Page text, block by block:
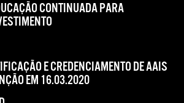
CONTINUADA PARA
E CREDENCIAMENTO DE AAIS
EM 16.03.2020